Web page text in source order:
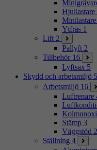
Hjullastare
Minilastare
Ytfräs 1
Lift 2
Pallyft 2
Tillbehör 16
Lyftsax 5
Skydd och arbetsmiljö
Arbetsmiljö 16
Luftrenare
Stämp 3
Väggstöd 2
Ställning 4